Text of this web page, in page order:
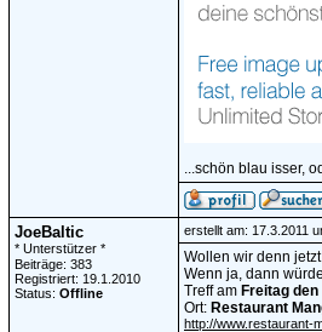
...schön blau isser,
JoeBaltic
* Unterstützer *
Beiträge: 383
Registriert: 19.1.2010
Status: Offline
erstellt am: 17.3.2011
Wollen wir denn
Wenn ja, dann
Treff am Freitag
Ort: Restaurant
http://www.restaurant-